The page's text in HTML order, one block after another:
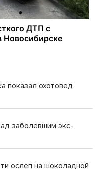
показал охотовед
заболевшим экс-
ослеп на шоколадной